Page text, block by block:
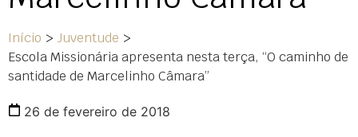
Início > Juventude >
Escola Missionária apresenta nesta terça, “O caminho de
santidade de Marcelinho Câmara”
26 de fevereiro de 2018